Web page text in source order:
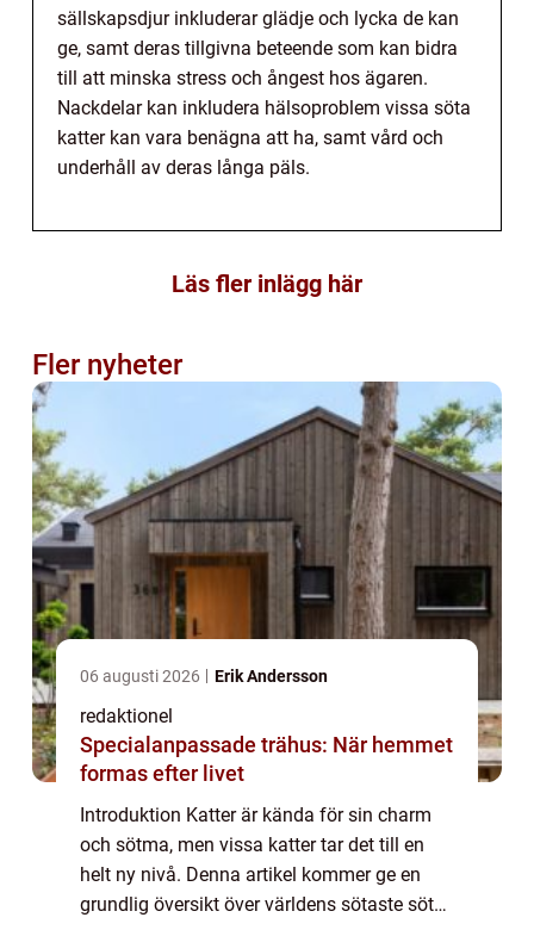
sällskapsdjur inkluderar glädje och lycka de kan
ge, samt deras tillgivna beteende som kan bidra
till att minska stress och ångest hos ägaren.
Nackdelar kan inkludera hälsoproblem vissa söta
katter kan vara benägna att ha, samt vård och
underhåll av deras långa päls.
Läs fler inlägg här
Fler nyheter
06 augusti 2026 Erik Andersson
redaktionel
Specialanpassade trähus: När hemmet
formas efter livet
Introduktion Katter är kända för sin charm
och sötma, men vissa katter tar det till en
helt ny nivå. Denna artikel kommer ge en
grundlig översikt över världens sötaste söta